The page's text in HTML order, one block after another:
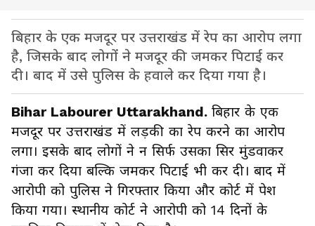
बिहार के एक मजदूर पर उत्तराखंड में रेप का आरोप लगा
है, जिसके बाद लोगों ने मजदूर की जमकर पिटाई कर
दी। बाद में उसे पुलिस के हवाले कर दिया गया है।
Bihar Labourer Uttarakhand. बिहार के एक
मजदूर पर उत्तराखंड में लड़की का रेप करने का आरोप
लगा। इसके बाद लोगों ने न सिर्फ उसका सिर मुंडवाकर
गंजा कर दिया बल्कि जमकर पिटाई भी कर दी। बाद में
आरोपी को पुलिस ने गिरफ्तार किया और कोर्ट में पेश
किया गया। स्थानीय कोर्ट ने आरोपी को 14 दिनों के